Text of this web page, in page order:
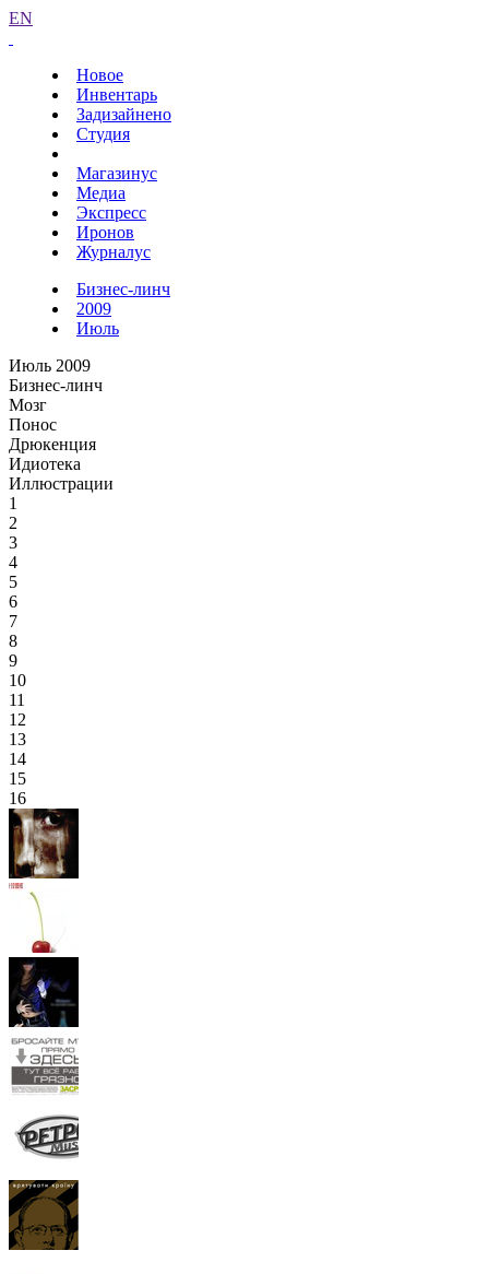
EN
Новое
Инвентарь
Задизайнено
Студия
Магазинус
Медиа
Экспресс
Иронов
Журналус
Бизнес-линч
2009
Июль
Июль 2009
Бизнес-линч
Мозг
Понос
Дрюкенция
Идиотека
Иллюстрации
1
2
3
4
5
6
7
8
9
10
11
12
13
14
15
16